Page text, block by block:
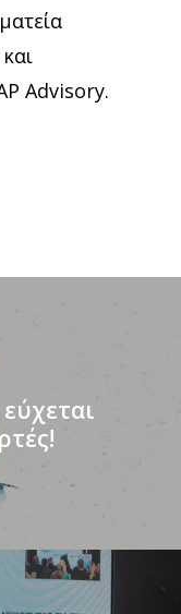
Advisory.